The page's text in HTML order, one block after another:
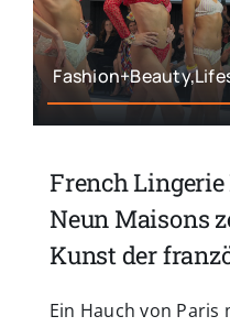
French
Neun Maisons
Kunst der
Ein Hauch von Paris